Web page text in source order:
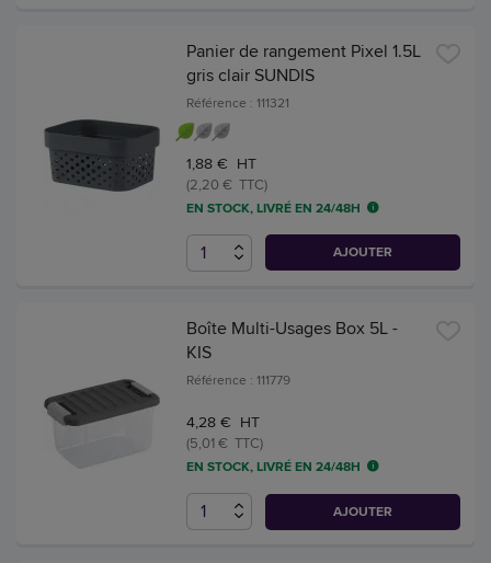
Panier de rangement Pixel 1.5L
gris clair SUNDIS
Référence : 111321
1,88 € HT
(2,20 € TTC)
EN STOCK, LIVRÉ EN 24/48H
AJOUTER
Boîte Multi-Usages Box 5L -
KIS
Référence : 111779
4,28 € HT
(5,01 € TTC)
EN STOCK, LIVRÉ EN 24/48H
AJOUTER